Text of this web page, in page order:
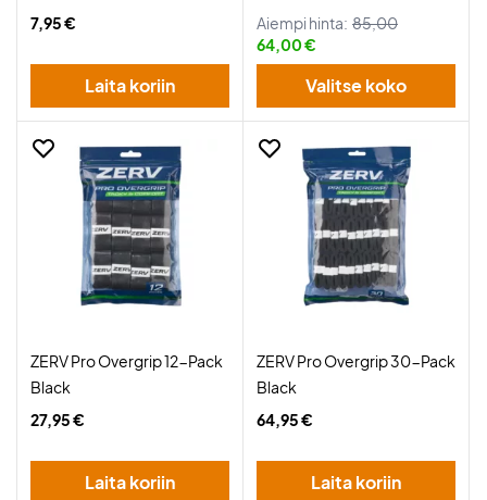
7,95 €
Laita koriin
Aiempi hinta: 85,00
64,00 €
Valitse koko
ZERV Pro Overgrip 12-Pack
Black
27,95 €
Laita koriin
ZERV Pro Overgrip 30-Pack
Black
64,95 €
Laita koriin